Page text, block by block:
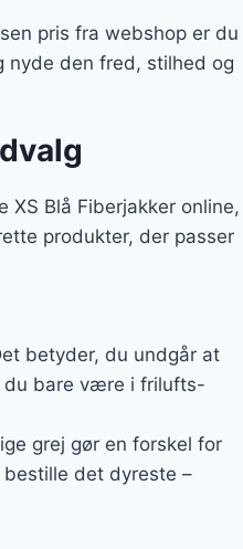
pris fra webshop er du
nyde den fred, stilhed og
XS Blå Fiberjakker online,
produkter, der passer
betyder, du undgår at
du bare være i frilufts-
grej gør en forskel for
det dyreste –